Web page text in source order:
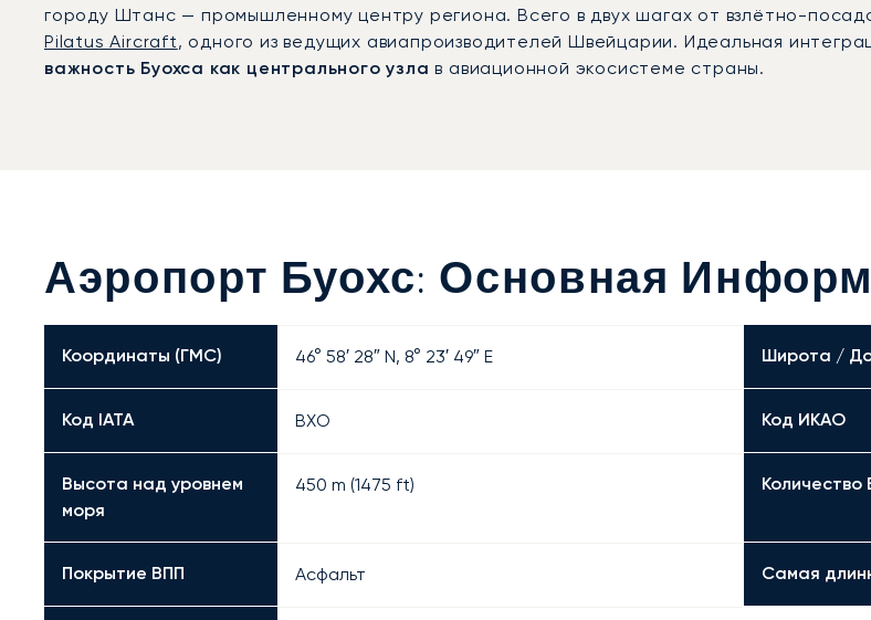
городу Штанс — промышленному центру региона. Всего в двух шагах от взлётно-
Pilatus Aircraft, одного из ведущих авиапроизводителей Швейцарии. Идеальная
важность Буохса как центрального узла в авиационной экосистеме страны.
Аэропорт Буохс: Основная
Координаты (ГМС) 46° 58′ 28″ N, 8° 23′ 49″ E Широта /
Код IATA BXO Код ИКАО
Высота над уровнем
моря
450 m (1475 ft) Количество
Покрытие ВПП Асфальт Самая